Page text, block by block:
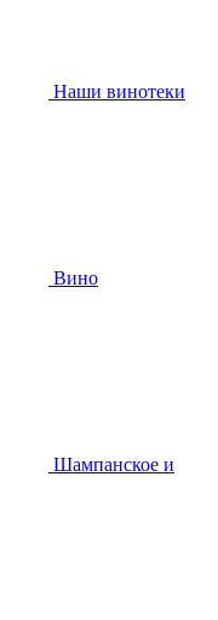
Наши винотеки
Вино
Шампанское и